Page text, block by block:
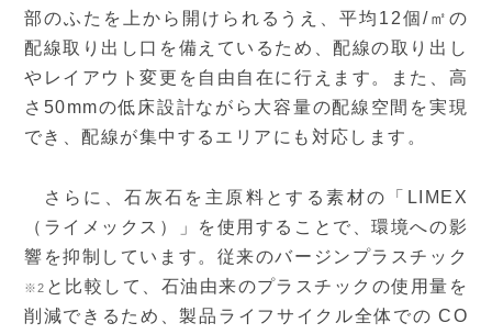
部のふたを上から開けられるうえ、平均12個/㎡の
配線取り出し口を備えているため、配線の取り出し
やレイアウト変更を自由自在に行えます。また、高
さ50mmの低床設計ながら大容量の配線空間を実現
でき、配線が集中するエリアにも対応します。
さらに、石灰石を主原料とする素材の「LIMEX
（ライメックス）」を使用することで、環境への影
響を抑制しています。従来のバージンプラスチック
※2 と比較して、石油由来のプラスチックの使用量を
削減できるため、製品ライフサイクル全体での CO